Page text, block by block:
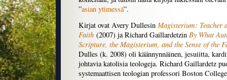
”asian ytimessä”.
Kirjat ovat Avery Dullesin Magisterium: Teacher
Faith (2007) ja Richard Gaillardetzin By What
Scripture, the Magisterium, and the Sense of the
Dulles (k. 2008) oli käännynnäinen, jesuiitta,
johtavia katolisia teologeja. Richard Gaillardetz
systemaattisen teologian professori Boston